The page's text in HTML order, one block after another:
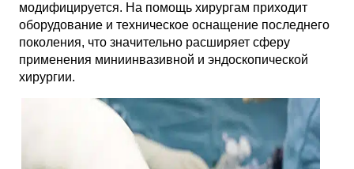
модифицируется. На помощь хирургам приходит
оборудование и техническое оснащение последнего
поколения, что значительно расширяет сферу
применения миниинвазивной и эндоскопической
хирургии.